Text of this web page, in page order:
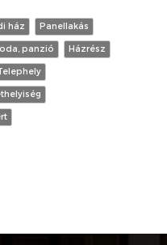
ház
Panellakás
panzió
Házrész